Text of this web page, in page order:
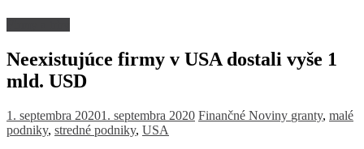
Neexistujúce firmy v USA dostali vyše 1
mld. USD
1. septembra 20201. septembra 2020 Finančné Noviny granty, malé
podniky, stredné podniky, USA